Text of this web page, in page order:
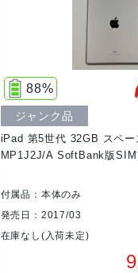
iPad 第5世代 32GB スペー
MP1J2J/A SoftBank版SIM
88%
ジャンク品
付属品：本体のみ
発売日：2017/03
在庫なし(入荷未定)